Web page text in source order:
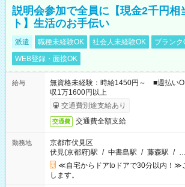
説明会参加で全員に【現金2千円相
ト】生活のお手伝い
派遣 職種未経験OK 社会人未経験OK
ブランク
WEB登録・面接OK
給与
無資格未経験：時給1450円～ ■週払
収1万1600円以上
交通費別途支給あり
交通費 交通費全額支給
勤務地
京都市伏見区
伏見(京都府)駅 / 中書島駅 / 藤森駅 / …
≪自宅からドアtoドアで30分以内！≫
します。